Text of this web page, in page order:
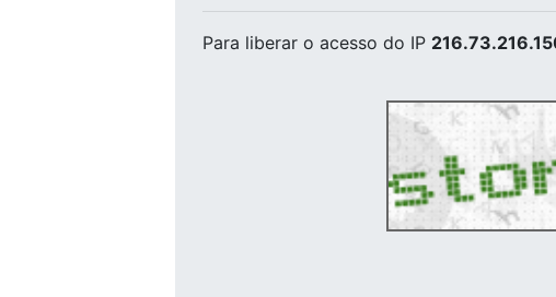
Para liberar o acesso do IP